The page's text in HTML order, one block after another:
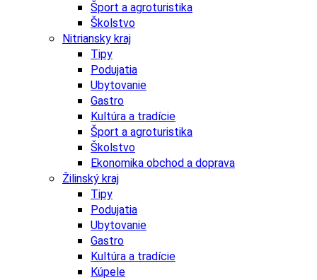
Šport a agroturistika
Školstvo
Nitriansky kraj
Tipy
Podujatia
Ubytovanie
Gastro
Kultúra a tradície
Šport a agroturistika
Školstvo
Ekonomika obchod a doprava
Žilinský kraj
Tipy
Podujatia
Ubytovanie
Gastro
Kultúra a tradície
Kúpele